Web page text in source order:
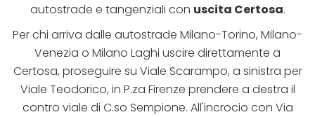
autostrade e tangenziali con uscita Certosa.
Per chi arriva dalle autostrade Milano-Torino, Milano-
Venezia o Milano Laghi uscire direttamente a
Certosa, proseguire su Viale Scarampo, a sinistra per
Viale Teodorico, in P.za Firenze prendere a destra il
contro viale di C.so Sempione. All'incrocio con Via